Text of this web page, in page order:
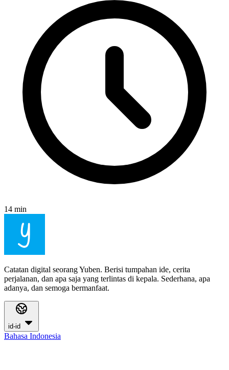
14 min
Catatan digital seorang Yuben. Berisi tumpahan ide, cerita
perjalanan, dan apa saja yang terlintas di kepala. Sederhana, apa
adanya, dan semoga bermanfaat.
id-id
Bahasa Indonesia